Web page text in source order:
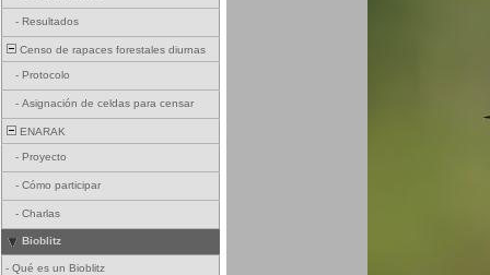
- Resultados
Censo de rapaces forestales diurnas
- Protocolo
- Asignación de celdas para censar
ENARAK
- Proyecto
- Cómo participar
- Charlas
Bioblitz
- Qué es un Bioblitz